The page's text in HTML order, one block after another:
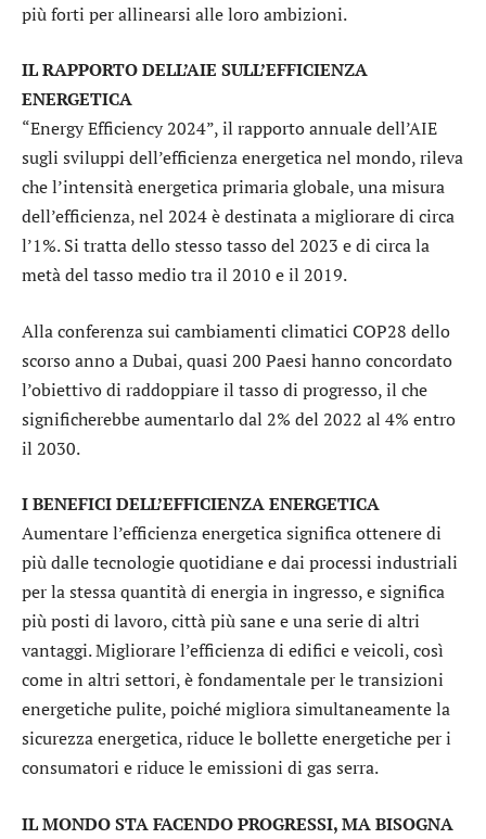
più forti per allinearsi alle loro ambizioni.
IL RAPPORTO DELL’AIE SULL’EFFICIENZA
ENERGETICA
“Energy Efficiency 2024”, il rapporto annuale dell’AIE
sugli sviluppi dell’efficienza energetica nel mondo, rileva
che l’intensità energetica primaria globale, una misura
dell’efficienza, nel 2024 è destinata a migliorare di circa
l’1%. Si tratta dello stesso tasso del 2023 e di circa la
metà del tasso medio tra il 2010 e il 2019.
Alla conferenza sui cambiamenti climatici COP28 dello
scorso anno a Dubai, quasi 200 Paesi hanno concordato
l’obiettivo di raddoppiare il tasso di progresso, il che
significherebbe aumentarlo dal 2% del 2022 al 4% entro
il 2030.
I BENEFICI DELL’EFFICIENZA ENERGETICA
Aumentare l’efficienza energetica significa ottenere di
più dalle tecnologie quotidiane e dai processi industriali
per la stessa quantità di energia in ingresso, e significa
più posti di lavoro, città più sane e una serie di altri
vantaggi. Migliorare l’efficienza di edifici e veicoli, così
come in altri settori, è fondamentale per le transizioni
energetiche pulite, poiché migliora simultaneamente la
sicurezza energetica, riduce le bollette energetiche per i
consumatori e riduce le emissioni di gas serra.
IL MONDO STA FACENDO PROGRESSI, MA BISOGNA